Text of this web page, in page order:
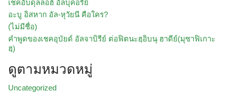
เชคอับดุลลอฮ์ อัลบุคอรีย์
อะบู อิสหาก อัล-หุวัยนี คือใคร?
(ไม่มีชื่อ)
คำพูดของเชคอุบัยด์ อัลจาบิรีย์ ต่อฟิตนะฮฺอิบนุ ฮาดีย์(มุซาฟิเกาะ
ฮฺ)
ดูตามหมวดหมู่
Uncategorized